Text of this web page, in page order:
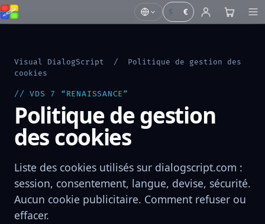
€
Visual DialogScript / Politique de gestion des
cookies
// VDS 7 “RENAISSANCE”
Politique de gestion
des cookies
Liste des cookies utilisés sur dialogscript.com :
session, consentement, langue, devise, sécurité.
Aucun cookie publicitaire. Comment refuser ou
effacer.